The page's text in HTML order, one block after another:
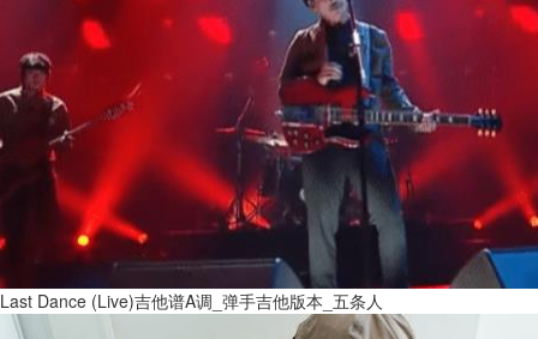
Last Dance (Live)吉他谱A调_弹手吉他版本_五条人